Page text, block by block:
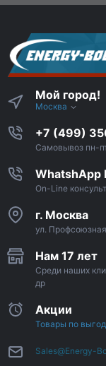
Мой город!
Москва
+7 (499)
Самовывоз пн-
WhatshApp
On-Line
г. Москва
ул. Профсоюзная
Нам 17 лет
Среди наших
др
Акции
Товары по
Sales@Energy-